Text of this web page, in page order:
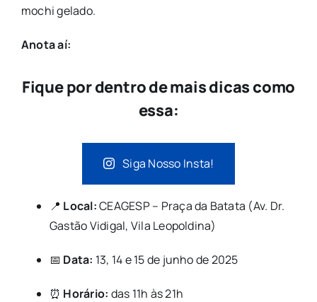
mochi gelado.
Anota aí:
Fique por dentro de mais dicas como
essa:
Siga Nosso Insta!
📍 Local:CEAGESP – Praça da Batata (Av. Dr.
Gastão Vidigal, Vila Leopoldina)
📅 Data: 13, 14 e 15 de junho de 2025
⏰ Horário: das 11h às 21h